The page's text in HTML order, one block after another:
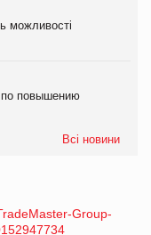
можливості
повышению
Всі новини